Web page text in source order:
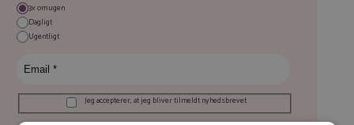
3x om ugen
Dagligt
Ugentligt
Jeg accepterer, at jeg bliver tilmeldt nyhedsbrevet